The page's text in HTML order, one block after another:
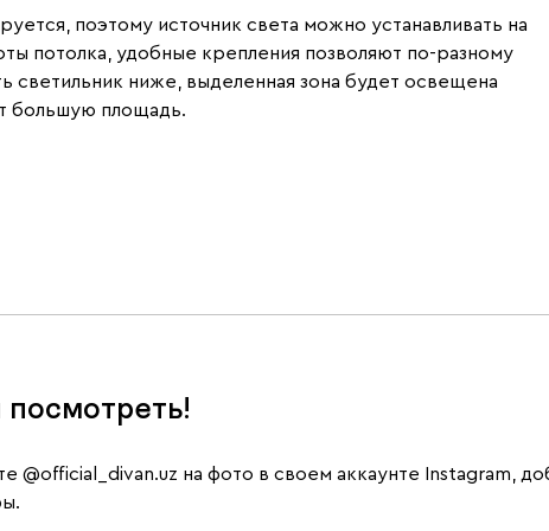
поэтому источник света можно устанавливать на
потолка, удобные крепления позволяют по-разному
светильник ниже, выделенная зона будет освещена
большую площадь.
@official_divan.uz на фото в своем аккаунте Instagram,